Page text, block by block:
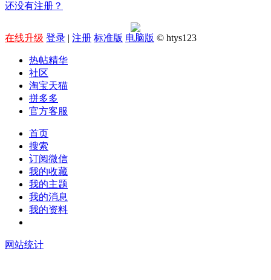
还没有注册？
在线升级 登录 | 注册 标准版 电脑版 © htys123
热帖精华
社区
淘宝天猫
拼多多
官方客服
首页
搜索
订阅微信
我的收藏
我的主题
我的消息
我的资料
网站统计